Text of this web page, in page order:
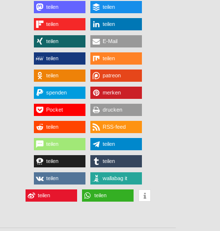
teilen teilen
teilen teilen
teilen E-Mail
teilen teilen
teilen patreon
spenden merken
Pocket drucken
teilen RSS-feed
teilen teilen
teilen teilen
teilen wallabag it
teilen teilen